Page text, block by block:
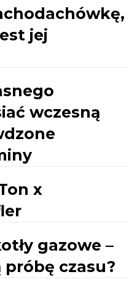
jej
wczesną
x
gazowe –
czasu?